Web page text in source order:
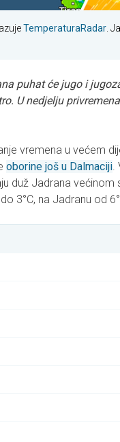
TemperaturaRadar.
puhat će jugo i
U nedjelju
vremena u većem
oborine još u Dalmaciji.
duž Jadrana
3°C, na Jadranu od